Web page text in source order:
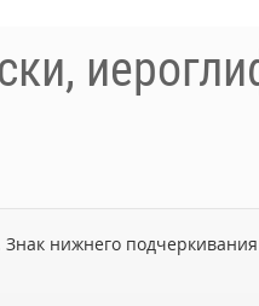
нижнего